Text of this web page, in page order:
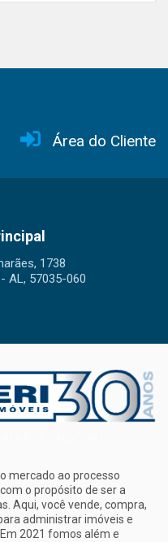
Área do Cliente
1738
AL, 57035-060
mercado ao processo
o propósito de ser a
Aqui, você vende, compra,
administrar imóveis e
2021 fomos além e